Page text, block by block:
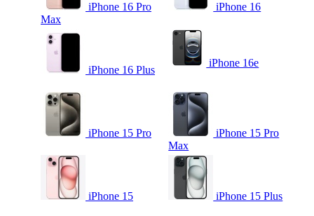
iPhone 16 Pro
Max
iPhone 16
iPhone 16 Plus
iPhone 16e
iPhone 15 Pro
iPhone 15 Pro
Max
iPhone 15 iPhone 15 Plus